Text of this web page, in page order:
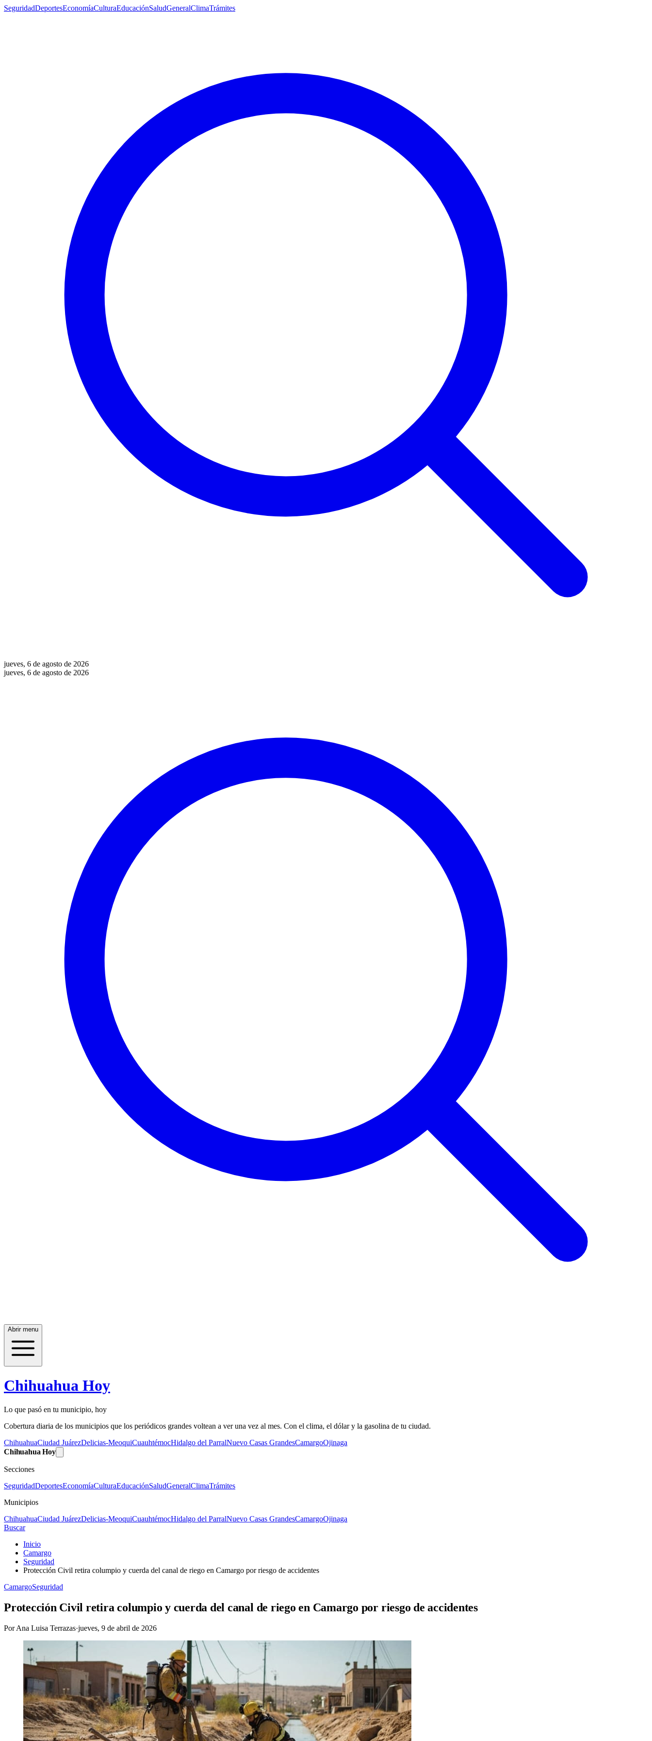
SeguridadDeportesEconomíaCulturaEducaciónSaludGeneralClimaTrámites
jueves, 6 de agosto de 2026
jueves, 6 de agosto de 2026
Abrir menu
Chihuahua Hoy
Lo que pasó en tu municipio, hoy
Cobertura diaria de los municipios que los periódicos grandes voltean a ver una vez al mes. Con el clima, el dólar y la gasolina de tu ciudad.
ChihuahuaCiudad JuárezDelicias-MeoquiCuauhtémocHidalgo del ParralNuevo Casas GrandesCamargoOjinaga
Chihuahua Hoy
Secciones
SeguridadDeportesEconomíaCulturaEducaciónSaludGeneralClimaTrámites
Municipios
ChihuahuaCiudad JuárezDelicias-MeoquiCuauhtémocHidalgo del ParralNuevo Casas GrandesCamargoOjinaga
Buscar
Inicio
Camargo
Seguridad
Protección Civil retira columpio y cuerda del canal de riego en Camargo por riesgo de accidentes
CamargoSeguridad
Protección Civil retira columpio y cuerda del canal de riego en Camargo por riesgo de accidentes
PorAna Luisa Terrazas·jueves, 9 de abril de 2026